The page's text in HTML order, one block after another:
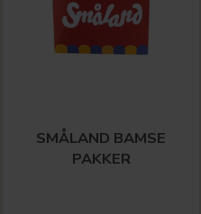
SMÅLAND BAMSE
PAKKER